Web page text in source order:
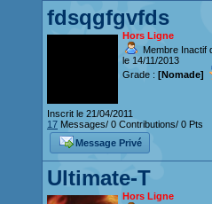
fdsqgfgvfds
Hors Ligne
Membre Inactif
le 14/11/2013
Grade : [Nomade]
Inscrit le 21/04/2011
17 Messages/ 0 Contributions/ 0 Pts
Message Privé
Ultimate-T
Hors Ligne